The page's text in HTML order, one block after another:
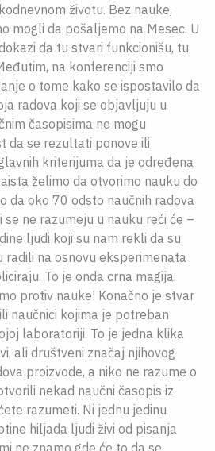
životu. Bez nauke,
mogli da pošaljemo na Mesec. U
da tu stvari funkcionišu, tu
na konferenciji smo
o tome kako se ispostavilo da
radova koji se objavljuju u
časopisima ne mogu
da se rezultati ponove ili
kriterijuma da je određena
želimo da otvorimo nauku do
da oko 70 odsto naučnih radova
se ne razumeju u nauku reći će –
ljudi koji su nam rekli da su
radili na osnovu eksperimenata
To je onda crna magija.
protiv nauke! Konačno je stvar
naučnici kojima je potreban
laboratoriji. To je jedna klika
ali društveni značaj njihovog
proizvode, a niko ne razume o
nekad naučni časopis iz
razumeti. Ni jednu jedinu
hiljada ljudi živi od pisanja